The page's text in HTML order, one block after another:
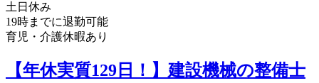
土日休み
19時までに退勤可能
育児・介護休暇あり
【年休実質129日！】建設機械の整備士